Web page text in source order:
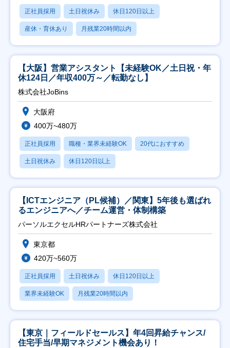
正社員採用 土日祝休み 休日120日以上
産休・育休あり 月残業20時間以内
【大阪】営業アシスタント【未経験OK／土日祝・年
休124日／年収400万～／転勤なし】
株式会社JoBins
大阪府
400万~480万
正社員採用 職種・業界未経験OK 20代におすすめ
土日祝休み 休日120日以上
【ICTエンジニア（PL候補）／関東】5年後も選ばれ
るエンジニアへ／チーム運営・体制構築
パーソルエクセルHRパートナーズ株式会社
東京都
420万~560万
正社員採用 土日祝休み 休日120日以上
業界未経験OK 月残業20時間以内
【東京｜フィールドセールス】年4回昇給チャンス/
住宅手当/早期マネジメント機会あり！